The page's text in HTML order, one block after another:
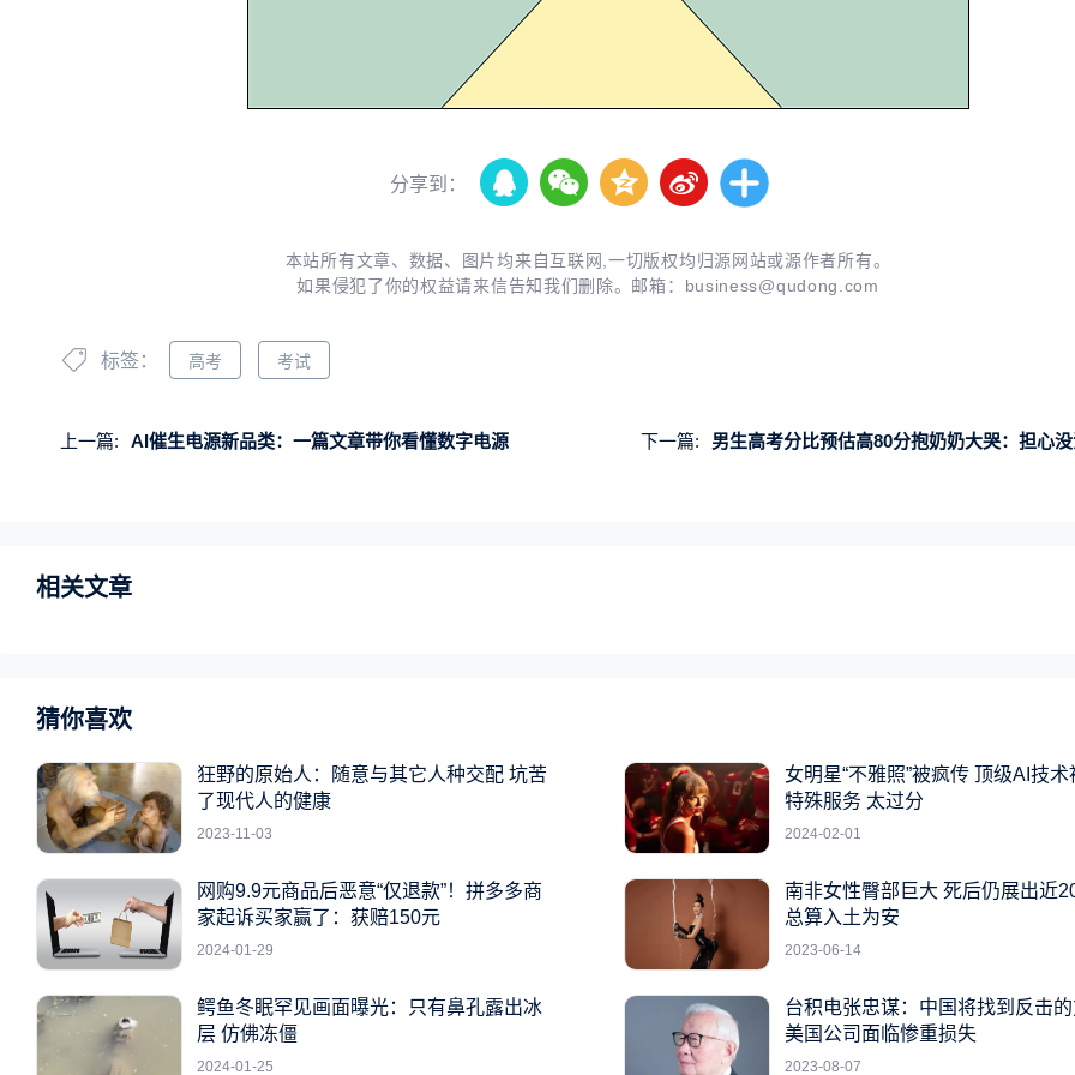
分享到：
本站所有文章、数据、图片均来自互联网,一切版权均归源网站或源作者所有。
如果侵犯了你的权益请来信告知我们删除。邮箱： business@qudong.com
标签： 高考 考试
上一篇: AI催生电源新品类：一篇文章带你看懂数字电源 下一篇: 男生高考分比预估高80分抱奶奶大哭：担心没法给家人
相关文章
猜你喜欢
狂野的原始人：随意与其它人种交配 坑苦
了现代人的健康
2023-11-03
女明星“不雅照”被疯传 顶级AI技
特殊服务 太过分
2024-02-01
网购9.9元商品后恶意“仅退款”！拼多多商
家起诉买家赢了：获赔150元
2024-01-29
南非女性臀部巨大 死后仍展出近
总算入土为安
2023-06-14
鳄鱼冬眠罕见画面曝光：只有鼻孔露出冰
层 仿佛冻僵
2024-01-25
台积电张忠谋：中国将找到反击
美国公司面临惨重损失
2023-08-07